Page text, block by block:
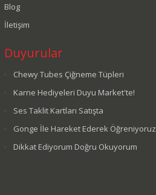
Blog
İletişim
Duyurular
Chewy Tubes Çiğneme Tüpleri
Karne Hediyeleri Duyu Market'te!
Ses Taklit Kartları Satışta
Gonge İle Hareket Ederek Öğreniyoruz
Dikkat Ediyorum Doğru Okuyorum